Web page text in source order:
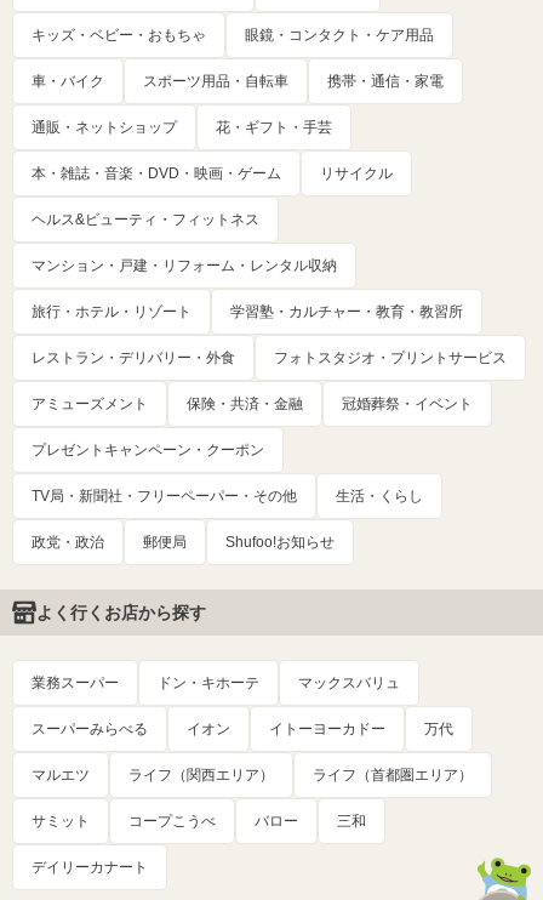
キッズ・ベビー・おもちゃ 眼鏡・コンタクト・ケア用品
車・バイク スポーツ用品・自転車 携帯・通信・家電
通販・ネットショップ 花・ギフト・手芸
本・雑誌・音楽・DVD・映画・ゲーム リサイクル
ヘルス&ビューティ・フィットネス
マンション・戸建・リフォーム・レンタル収納
旅行・ホテル・リゾート 学習塾・カルチャー・教育・教習所
レストラン・デリバリー・外食 フォトスタジオ・プリントサービス
アミューズメント 保険・共済・金融 冠婚葬祭・イベント
プレゼントキャンペーン・クーポン
TV局・新聞社・フリーペーパー・その他 生活・くらし
政党・政治 郵便局 Shufoo!お知らせ
よく行くお店から探す
業務スーパー ドン・キホーテ マックスバリュ
スーパーみらべる イオン イトーヨーカドー 万代
マルエツ ライフ（関西エリア） ライフ（首都圏エリア）
サミット コープこうべ バロー 三和
デイリーカナート